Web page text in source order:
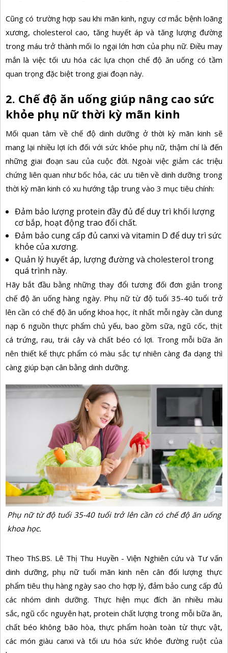
Cũng có trường hợp sau khi mãn kinh, nguy cơ mắc bệnh loãng
xương, cholesterol cao, tăng huyết áp và tăng lượng đường
trong máu trở thành mối lo ngại lớn hơn của phụ nữ. Điều may
mắn là việc tối ưu hóa các lựa chọn chế độ ăn uống có tầm
quan trọng đặc biệt trong giai đoạn này.
2. Chế độ ăn uống giúp nâng cao sức
khỏe phụ nữ thời kỳ mãn kinh
Mối quan tâm về chế độ dinh dưỡng ở thời kỳ mãn kinh sẽ
mang lại nhiều lợi ích đối với sức khỏe phụ nữ, thậm chí là đến
những giai đoạn sau của cuộc đời. Ngoài việc giảm các triệu
chứng liên quan như bốc hỏa, các ưu tiên về dinh dưỡng trong
thời kỳ mãn kinh có xu hướng tập trung vào 3 mục tiêu chính:
Đảm bảo lượng protein đầy đủ để duy trì khối lượng
cơ bắp, hoạt động trao đổi chất.
Đảm bảo cung cấp đủ canxi và vitamin D để duy trì sức
khỏe của xương.
Quản lý huyết áp, lượng đường và cholesterol trong
quá trình này.
Hãy bắt đầu bằng những thay đổi tương đối đơn giản trong
chế độ ăn uống hàng ngày. Phụ nữ từ độ tuổi 35-40 tuổi trở
lên cần có chế độ ăn uống khoa học, ít nhất mỗi ngày cần dung
nạp 6 nguồn thực phẩm chủ yếu, bao gồm sữa, ngũ cốc, thịt
cá trứng, rau, trái cây và chất béo có lợi. Trong mỗi bữa ăn
nên thiết kế thực phẩm có màu sắc tự nhiên càng đa dạng thì
càng giúp bạn cân bằng dinh dưỡng.
Phụ nữ từ độ tuổi 35-40 tuổi trở lên cần có chế độ ăn uống
khoa học.
Theo ThS.BS. Lê Thị Thu Huyền - Viện Nghiên cứu và Tư vấn
dinh dưỡng, phụ nữ tuổi mãn kinh nên cân đối lượng thực
phẩm tiêu thụ hàng ngày sao cho hợp lý, đảm bảo cung cấp đủ
các nhóm dinh dưỡng. Thực hiện mục đích ăn nhiều màu
sắc, ngũ cốc nguyên hạt, protein chất lượng trong mỗi bữa ăn,
chất béo không bão hòa, thực phẩm hoàn toàn từ thực vật,
các món giàu canxi và tối ưu hóa sức khỏe đường ruột của